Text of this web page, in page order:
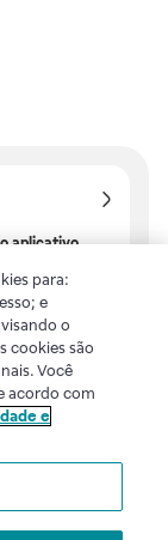
aplicativo
para:
e
o
cookies são
Você
acordo com
e